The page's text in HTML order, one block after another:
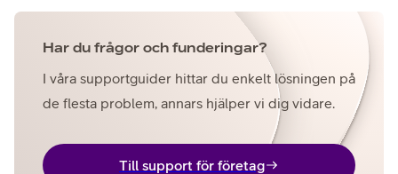
Har du frågor och funderingar?
I våra supportguider hittar du enkelt lösningen på
de flesta problem, annars hjälper vi dig vidare.
Till support för företag